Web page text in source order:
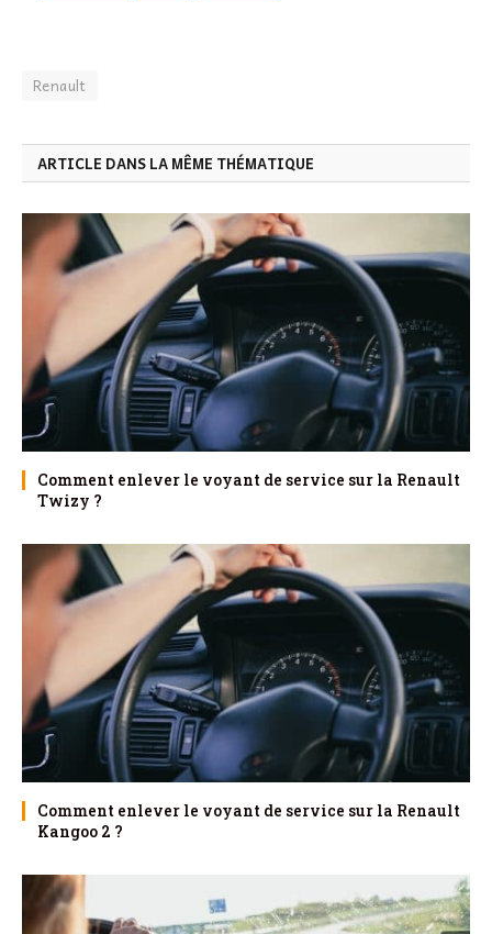
Renault
ARTICLE DANS LA MÊME THÉMATIQUE
Comment enlever le voyant de service sur la Renault
Twizy ?
Comment enlever le voyant de service sur la Renault
Kangoo 2 ?